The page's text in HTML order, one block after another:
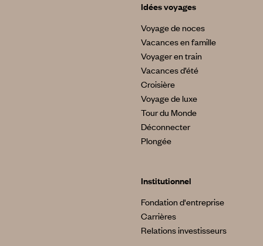
Idées voyages
Voyage de noces
Vacances en famille
Voyager en train
Vacances d’été
Croisière
Voyage de luxe
Tour du Monde
Déconnecter
Plongée
Institutionnel
Fondation d'entreprise
Carrières
Relations investisseurs